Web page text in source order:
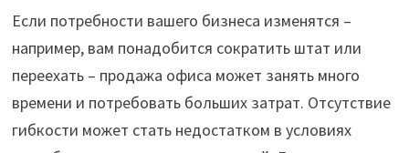
Если потребности вашего бизнеса изменятся –
например, вам понадобится сократить штат или
переехать – продажа офиса может занять много
времени и потребовать больших затрат. Отсутствие
гибкости может стать недостатком в условиях